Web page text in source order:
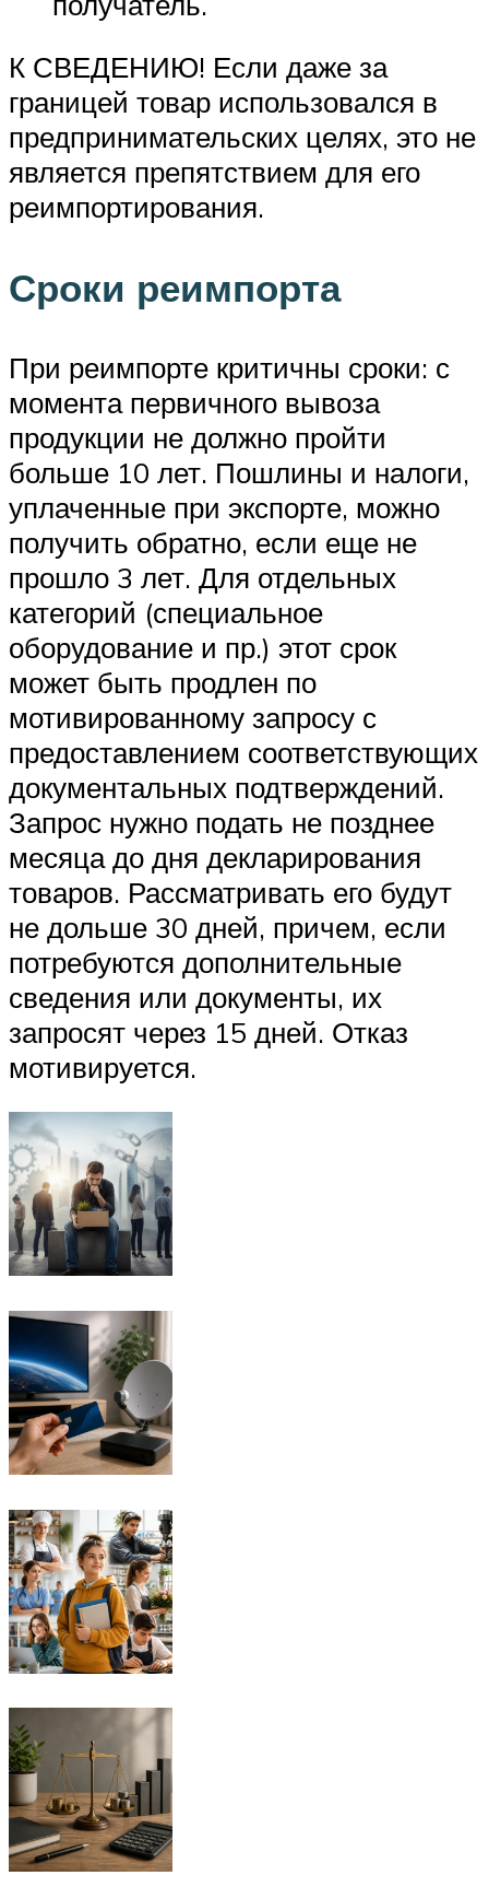
К СВЕДЕНИЮ! Если даже за
границей товар использовался в
предпринимательских целях, это не
является препятствием для его
реимпортирования.
Сроки реимпорта
При реимпорте критичны сроки: с
момента первичного вывоза
продукции не должно пройти
больше 10 лет. Пошлины и налоги,
уплаченные при экспорте, можно
получить обратно, если еще не
прошло 3 лет. Для отдельных
категорий (специальное
оборудование и пр.) этот срок
может быть продлен по
мотивированному запросу с
предоставлением соответствующих
документальных подтверждений.
Запрос нужно подать не позднее
месяца до дня декларирования
товаров. Рассматривать его будут
не дольше 30 дней, причем, если
потребуются дополнительные
сведения или документы, их
запросят через 15 дней. Отказ
мотивируется.